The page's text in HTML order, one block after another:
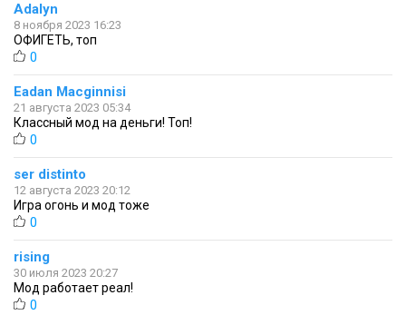
Adalyn
8 ноября 2023 16:23
ОФИГЕТЬ, топ
0
Eadan Macginnisi
21 августа 2023 05:34
Классный мод на деньги! Топ!
0
ser distinto
12 августа 2023 20:12
Игра огонь и мод тоже
0
rising
30 июля 2023 20:27
Мод работает реал!
0